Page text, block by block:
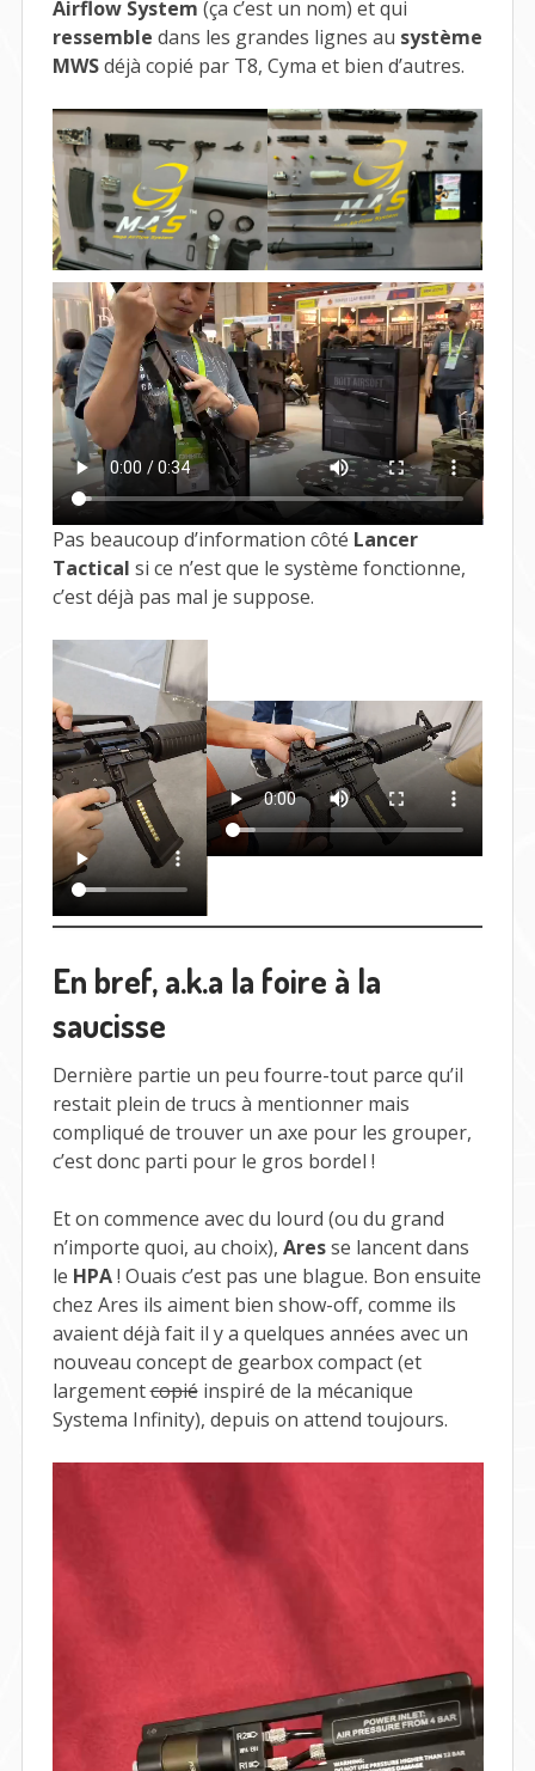
Airflow System (ça c’est un nom) et qui
ressemble dans les grandes lignes au système
MWSdéjà copié par T8, Cyma et bien d’autres.
Pas beaucoup d’information côté Lancer
Tactical si ce n’est que le système fonctionne,
c’est déjà pas mal je suppose.
En bref, a.k.a la foire à la
saucisse
Dernière partie un peu fourre-tout parce qu’il
restait plein de trucs à mentionner mais
compliqué de trouver un axe pour les grouper,
c’est donc parti pour le gros bordel !
Et on commence avec du lourd (ou du grand
n’importe quoi, au choix), Aresse lancent dans
le HPA! Ouais c’est pas une blague. Bon ensuite
chez Ares ils aiment bien show-off, comme ils
avaient déjà fait il y a quelques années avec un
nouveau concept de gearbox compact (et
largementcopiéinspiré de la mécanique
Systema Infinity), depuis on attend toujours.